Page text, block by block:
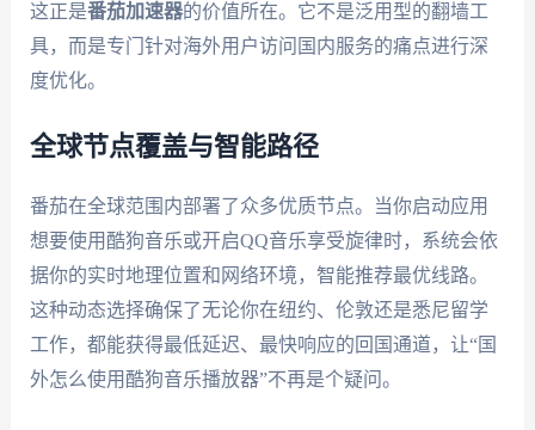
这正是番茄加速器的价值所在。它不是泛用型的翻墙工
具，而是专门针对海外用户访问国内服务的痛点进行深
度优化。
全球节点覆盖与智能路径
番茄在全球范围内部署了众多优质节点。当你启动应用
想要使用酷狗音乐或开启QQ音乐享受旋律时，系统会依
据你的实时地理位置和网络环境，智能推荐最优线路。
这种动态选择确保了无论你在纽约、伦敦还是悉尼留学
工作，都能获得最低延迟、最快响应的回国通道，让“国
外怎么使用酷狗音乐播放器”不再是个疑问。